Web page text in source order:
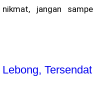
jangan sampe
Tersendat